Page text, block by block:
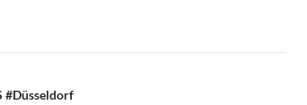
#Düsseldorf